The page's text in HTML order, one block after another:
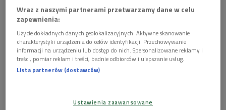
Wraz z naszymi partnerami przetwarzamy dane w celu
zapewnienia:
Użycie dokładnych danych geolokalizacyjnych. Aktywne skanowanie
charakterystyki urządzenia do celów identyfikacji. Przechowywanie
informacji na urządzeniu lub dostęp do nich. Spersonalizowane reklamy i
treści, pomiar reklam i treści, badnie odbiorców i ulepszanie usług.
Lista partnerów (dostawców)
Ustawienia zaawansowane